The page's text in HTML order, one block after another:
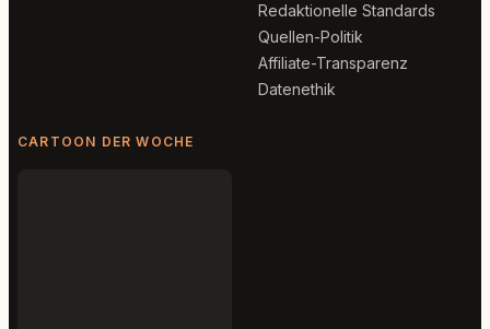
Redaktionelle Standards
Quellen-Politik
Affiliate-Transparenz
Datenethik
CARTOON DER WOCHE